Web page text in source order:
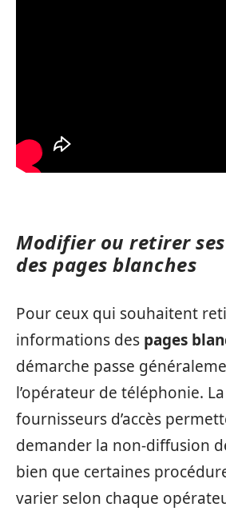
Modifier ou retirer
des pages blanches
Pour ceux qui souhaitent
informations des pages
démarche passe
l’opérateur de téléphonie.
fournisseurs d’accès
demander la non-diffusion
bien que certaines
varier selon chaque